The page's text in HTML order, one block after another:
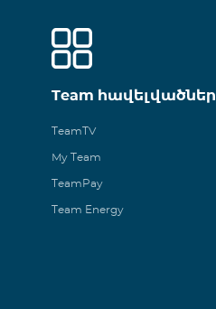
Team հավելվածներ
TeamTV
My Team
TeamPay
Team Energy